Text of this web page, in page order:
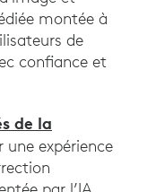
montée à
de
confiance et
de la
une expérience